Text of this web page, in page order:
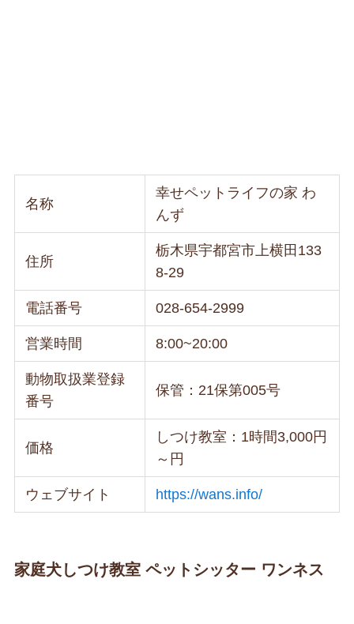
名称
幸せペットライフの家 わ
んず
住所
栃木県宇都宮市上横田133
8-29
電話番号 028-654-2999
営業時間 8:00~20:00
動物取扱業登録
番号
保管：21保第005号
価格
しつけ教室：1時間3,000円
～円
ウェブサイト https://wans.info/
家庭犬しつけ教室 ペットシッター ワンネス